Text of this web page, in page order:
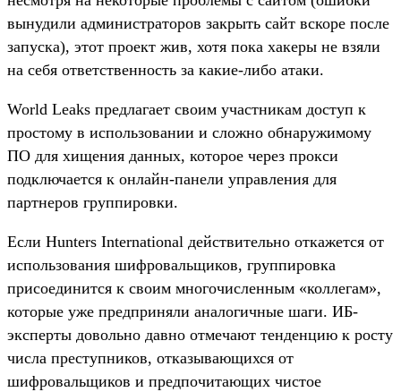
вынудили администраторов закрыть сайт вскоре после
запуска), этот проект жив, хотя пока хакеры не взяли
на себя ответственность за какие-либо атаки.
World Leaks предлагает своим участникам доступ к
простому в использовании и сложно обнаружимому
ПО для хищения данных, которое через прокси
подключается к онлайн-панели управления для
партнеров группировки.
Если Hunters International действительно откажется от
использования шифровальщиков, группировка
присоединится к своим многочисленным «коллегам»,
которые уже предприняли аналогичные шаги. ИБ-
эксперты довольно давно отмечают тенденцию к росту
числа преступников, отказывающихся от
шифровальщиков и предпочитающих чистое